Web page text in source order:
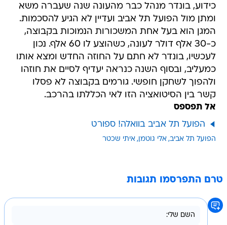
כידוע, בונדר מנהל כבר מהעונה שנה שעברה משא
ומתן מול הפועל תל אביב ועדיין לא הגיע להסכמות.
המגן הוא בעל אחת המשכורות הנמוכות בקבוצה,
כ-30 אלף דולר לעונה, כשהוצע לו 60 אלף. נכון
לעכשיו, בונדר לא חתם על החוזה החדש ומצא אותו
כמעליב, ובסוף השנה כנראה יעדיף לסיים את חוזהו
ולהפוך לשחקן חופשי. גורמים בקבוצה לא פסלו
קשר בין הסיטואציה הזו לאי הכללתו בהרכב.
אל תפספס
הפועל תל אביב בוואלה! ספורט
הפועל תל אביב אלי גוטמן איתי שכטר
טרם התפרסמו תגובות